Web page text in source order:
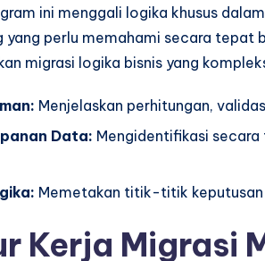
ini menggali logika khusus
yang perlu memahami secara tepat
migrasi logika bisnis yang
Menjelaskan perhitungan,
Data: Mengidentifikasi
Memetakan titik-titik
Kerja Migrasi